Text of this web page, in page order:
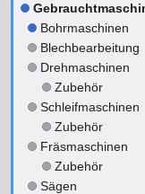
Bohrmaschinen
Blechbearbeitung
Drehmaschinen
Zubehör
Schleifmaschinen
Zubehör
Fräsmaschinen
Zubehör
Sägen